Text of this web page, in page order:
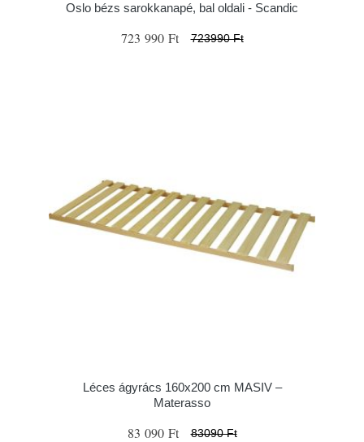
Oslo bézs sarokkanapé, bal oldali - Scandic
723 990 Ft 723990 Ft
Léces ágyrács 160x200 cm MASIV –
Materasso
83 090 Ft 83090 Ft